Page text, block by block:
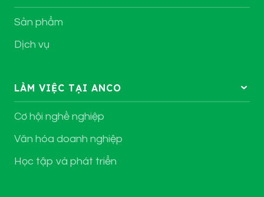
Sản phẩm
Dịch vụ
LÀM VIỆC TẠI ANCO
Cơ hội nghề nghiệp
Văn hóa doanh nghiệp
Học tập và phát triển